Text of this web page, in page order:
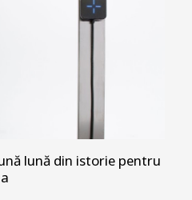
lună din istorie pentru